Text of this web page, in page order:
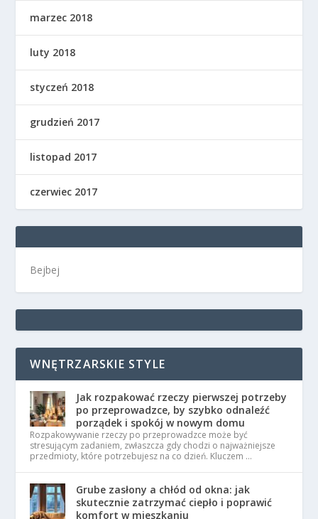
marzec 2018
luty 2018
styczeń 2018
grudzień 2017
listopad 2017
czerwiec 2017
Bejbej
WNĘTRZARSKIE STYLE
Jak rozpakować rzeczy pierwszej potrzeby
po przeprowadzce, by szybko odnaleźć
porządek i spokój w nowym domu
Rozpakowywanie rzeczy po przeprowadzce może być
stresującym zadaniem, zwłaszcza gdy chodzi o najważniejsze
przedmioty, które potrzebujesz na co dzień. Kluczem …
Grube zasłony a chłód od okna: jak
skutecznie zatrzymać ciepło i poprawić
komfort w mieszkaniu